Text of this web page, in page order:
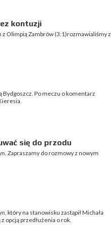
kontuzji
Olimpią Zambrów (3:1)rozmawialiśmy z
Bydgoszcz. Po meczu o komentarz
się do przodu
Zapraszamy do rozmowy z nowym
który na stanowisku zastąpił Michała
opcją przedłużenia o rok.